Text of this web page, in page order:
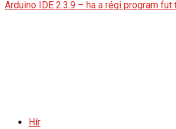
Arduino IDE 2.3.9 – ha a régi program fut
Hír